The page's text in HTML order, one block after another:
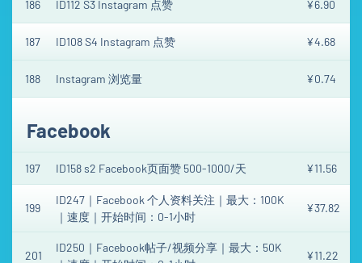
186 ID112 S3 Instagram 点赞 ¥6.90
187 ID108 S4 Instagram 点赞 ¥4.68
188 Instagram 浏览量 ¥0.74
Facebook
197 ID158 s2 Facebook页面赞 500-1000/天 ¥11.56
199
ID247｜Facebook 个人资料关注｜最大：100K
｜速度｜开始时间：0-1小时
¥37.82
201
ID250｜Facebook帖子/视频分享｜最大：50K
¥11.22